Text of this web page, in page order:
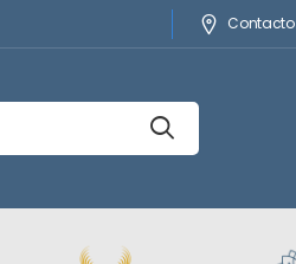
Contacto